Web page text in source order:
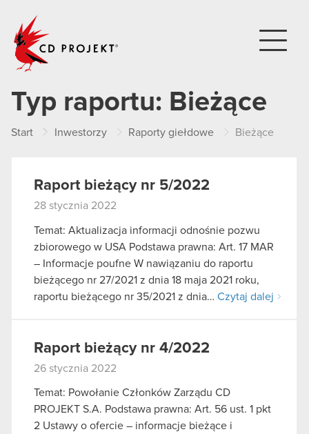
Typ raportu: Bieżące
Start Inwestorzy Raporty giełdowe Bieżące
Raport bieżący nr 5/2022
28 stycznia 2022
Temat: Aktualizacja informacji odnośnie pozwu
zbiorowego w USA Podstawa prawna: Art. 17 MAR
– Informacje poufne W nawiązaniu do raportu
bieżącego nr 27/2021 z dnia 18 maja 2021 roku,
raportu bieżącego nr 35/2021 z dnia… Czytaj dalej
Raport bieżący nr 4/2022
26 stycznia 2022
Temat: Powołanie Członków Zarządu CD
PROJEKT S.A. Podstawa prawna: Art. 56 ust. 1 pkt
2 Ustawy o ofercie – informacje bieżące i